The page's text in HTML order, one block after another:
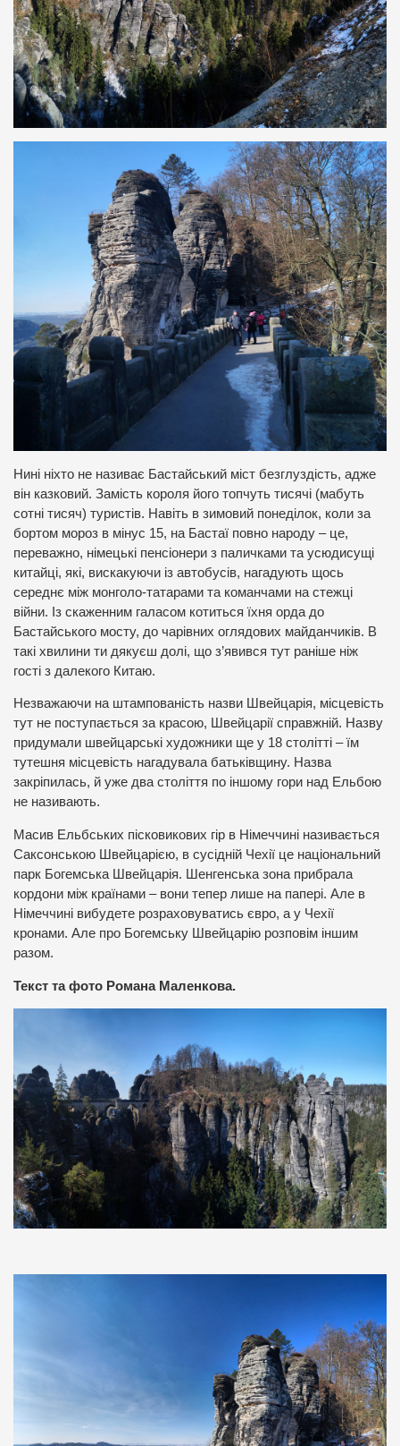
Нині ніхто не називає Бастайський міст безглуздість, адже
він казковий. Замість короля його топчуть тисячі (мабуть
сотні тисяч) туристів. Навіть в зимовий понеділок, коли за
бортом мороз в мінус 15, на Бастаї повно народу – це,
переважно, німецькі пенсіонери з паличками та усюдисущі
китайці, які, вискакуючи із автобусів, нагадують щось
середнє між монголо-татарами та команчами на стежці
війни. Із скаженним галасом котиться їхня орда до
Бастайського мосту, до чарівних оглядових майданчиків. В
такі хвилини ти дякуєш долі, що з’явився тут раніше ніж
гості з далекого Китаю.
Незважаючи на штампованість назви Швейцарія, місцевість
тут не поступається за красою, Швейцарії справжній. Назву
придумали швейцарські художники ще у 18 столітті – їм
тутешня місцевість нагадувала батьківщину. Назва
закріпилась, й уже два століття по іншому гори над Ельбою
не називають.
Масив Ельбських пісковикових гір в Німеччині називається
Саксонською Швейцарією, в сусідній Чехії це національний
парк Богемська Швейцарія. Шенгенська зона прибрала
кордони між країнами – вони тепер лише на папері. Але в
Німеччині вибудете розраховуватись євро, а у Чехії
кронами. Але про Богемську Швейцарію розповім іншим
разом.
Текст та фото Романа Маленкова.